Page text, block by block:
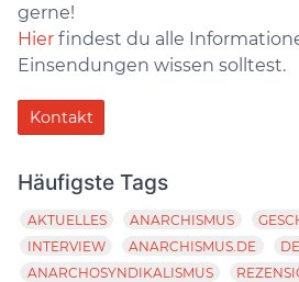
gerne!
Hier findest du alle
Einsendungen wissen solltest.
Kontakt
Häufigste Tags
AKTUELLES ANARCHISMUS
INTERVIEW
ANARCHISMUS.DE
ANARCHOSYNDIKALISMUS